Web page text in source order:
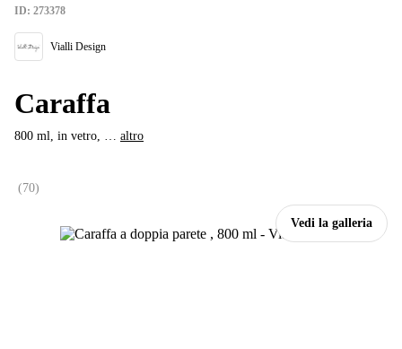
Vedi la galleria
ID: 273378
Vialli Design
Caraffa
800 ml, in vetro, … altro
(70)